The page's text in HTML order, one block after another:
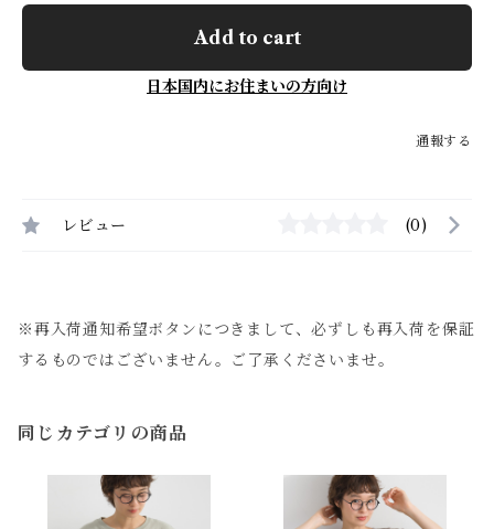
Add to cart
日本国内にお住まいの方向け
通報する
レビュー (0)
※再入荷通知希望ボタンにつきまして、必ずしも再入荷を保証
するものではございません。ご了承くださいませ。
同じカテゴリの商品